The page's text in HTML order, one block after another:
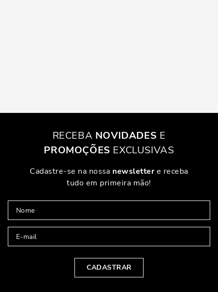
RECEBA NOVIDADES E
PROMOÇÕES EXCLUSIVAS
Cadastre-se na nossa newslettere receba
tudo em primeira mão!
CADASTRAR